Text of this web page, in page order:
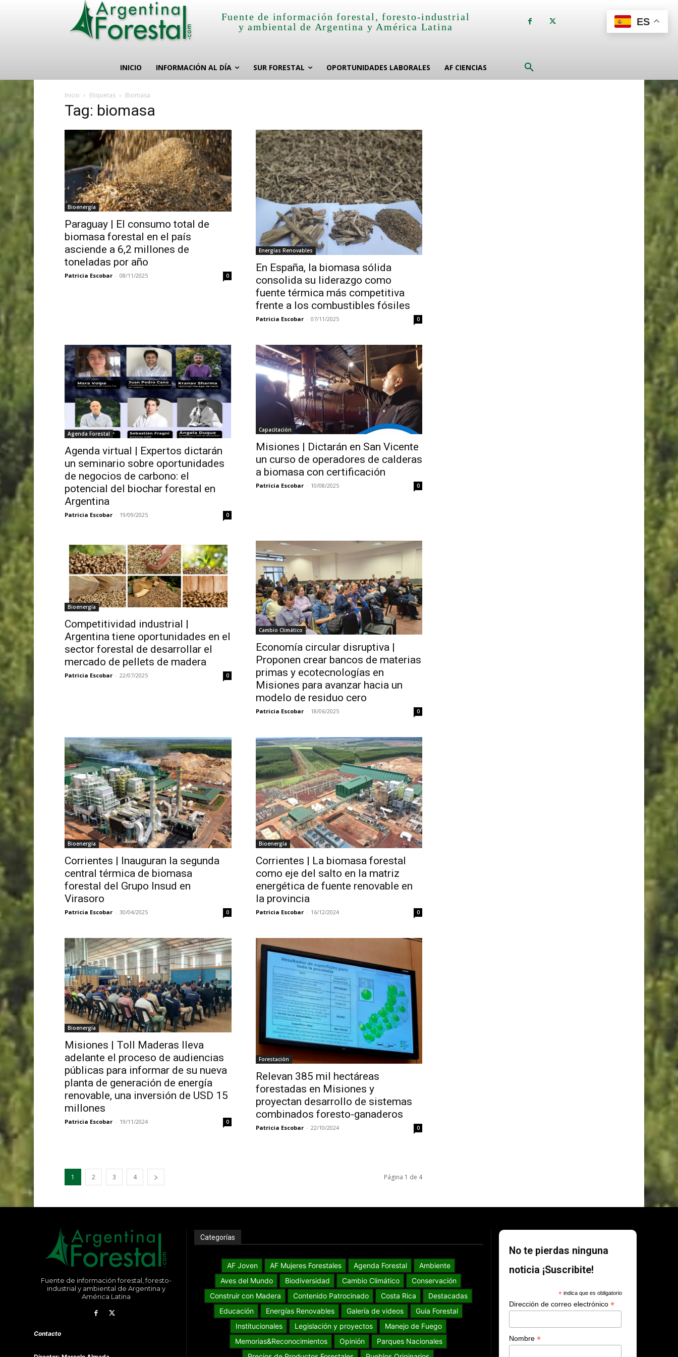
Fuente de información forestal, foresto-industrial
y ambiental de Argentina y América Latina
INICIO INFORMACIÓN AL DÍA SUR FORESTAL OPORTUNIDADES LABORALES AF CIENCIAS
Inicio Etiquetas Biomasa
Tag: biomasa
Bioenergía
Paraguay | El consumo total de
biomasa forestal en el país
asciende a 6,2 millones de
toneladas por año
Patricia Escobar - 08/11/2025 0
Energías Renovables
En España, la biomasa sólida
consolida su liderazgo como
fuente térmica más competitiva
frente a los combustibles fósiles
Patricia Escobar - 07/11/2025 0
Agenda Forestal
Agenda virtual | Expertos dictarán
un seminario sobre oportunidades
de negocios de carbono: el
potencial del biochar forestal en
Argentina
Patricia Escobar - 19/09/2025 0
Capacitación
Misiones | Dictarán en San Vicente
un curso de operadores de calderas
a biomasa con certificación
Patricia Escobar - 10/08/2025 0
Bioenergía
Competitividad industrial |
Argentina tiene oportunidades en el
sector forestal de desarrollar el
mercado de pellets de madera
Patricia Escobar - 22/07/2025 0
Cambio Climático
Economía circular disruptiva |
Proponen crear bancos de materias
primas y ecotecnologías en
Misiones para avanzar hacia un
modelo de residuo cero
Patricia Escobar - 18/06/2025 0
Bioenergía
Corrientes | Inauguran la segunda
central térmica de biomasa
forestal del Grupo Insud en
Virasoro
Patricia Escobar - 30/04/2025 0
Bioenergía
Corrientes | La biomasa forestal
como eje del salto en la matriz
energética de fuente renovable en
la provincia
Patricia Escobar - 16/12/2024 0
Bioenergía
Misiones | Toll Maderas lleva
adelante el proceso de audiencias
públicas para informar de su nueva
planta de generación de energía
renovable, una inversión de USD 15
millones
Patricia Escobar - 19/11/2024 0
Forestación
Relevan 385 mil hectáreas
forestadas en Misiones y
proyectan desarrollo de sistemas
combinados foresto-ganaderos
Patricia Escobar - 22/10/2024 0
1 2 3 4 Página 1 de 4
Fuente de información forestal, foresto-
industrial y ambiental de Argentina y
América Latina
Contacto
Categorías
AF Joven AF Mujeres Forestales Agenda Forestal
Ambiente
Aves del Mundo
Biodiversidad Cambio Climático
Conservación
Construir con Madera
Contenido Patrocinado Costa Rica
Destacadas
Educación
Energías Renovables Galería de videos
Guia Forestal
Institucionales
Legislación y proyectos
Manejo de Fuego
Memorias&Reconocimientos
Opinión
Parques Nacionales
No te pierdas ninguna
noticia ¡Suscribite!
*indica que es obligatorio
Dirección de correo electrónico*
Nombre*
ES